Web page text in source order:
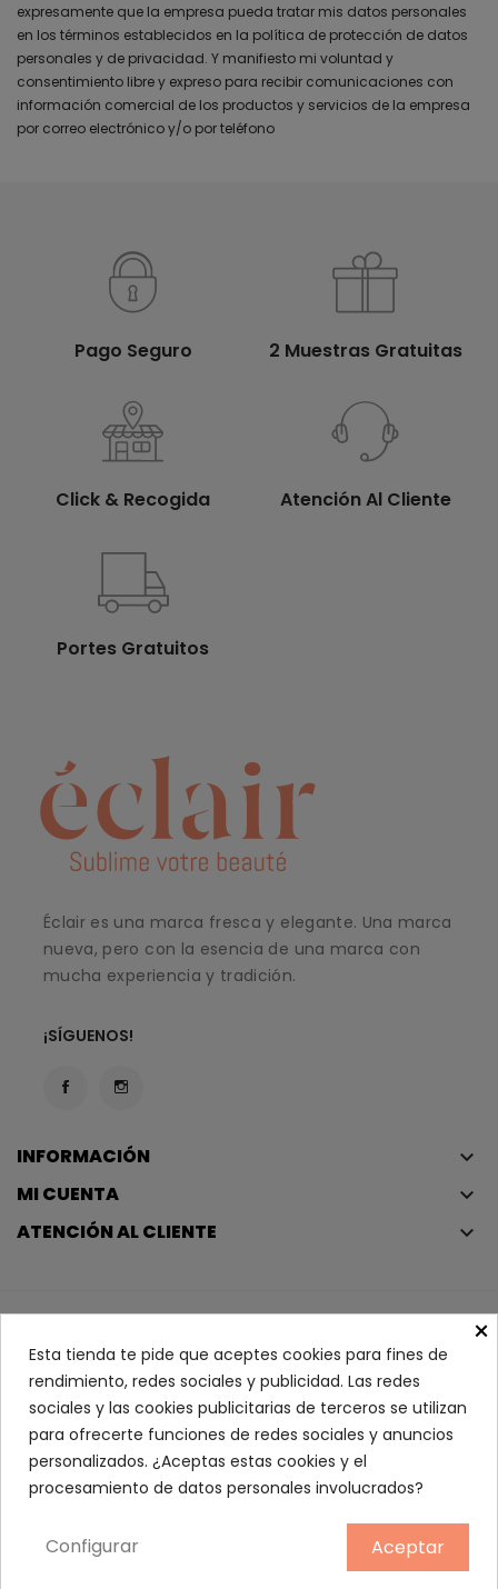
POWERCELL SKINMUNITY...
expresamente que la empresa pueda tratar mis datos personales
en los términos establecidos en la política de protección de datos
personales y de privacidad. Y manifiesto mi voluntad y
consentimiento libre y expreso para recibir comunicaciones con
información comercial de los productos y servicios de la empresa
por correo electrónico y/o por teléfono
Pago Seguro 2 Muestras Gratuitas
Click & Recogida Atención Al Cliente
Portes Gratuitos
Éclair es una marca fresca y elegante. Una marca
nueva, pero con la esencia de una marca con
mucha experiencia y tradición.
¡SÍGUENOS!
INFORMACIÓN keyboard_arrow_down
MI CUENTA keyboard_arrow_down
ATENCIÓN AL CLIENTE keyboard_arrow_down
Condiciones Legales
Política De Privacidad Y Política De Cookies
Iniciar Sesión
×
Esta tienda te pide que aceptes cookies para fines de
rendimiento, redes sociales y publicidad. Las redes
sociales y las cookies publicitarias de terceros se utilizan
para ofrecerte funciones de redes sociales y anuncios
personalizados. ¿Aceptas estas cookies y el
procesamiento de datos personales involucrados?
Aceptar
Configurar